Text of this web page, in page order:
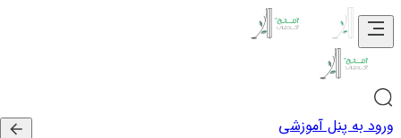
ورود به پنل آموزشی